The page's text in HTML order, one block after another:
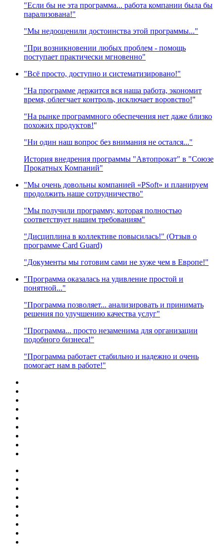
"Если бы не эта программа... работа компании была бы
парализована!"
"Мы недооценили достоинства этой программы..."
"При возникновении любых проблем - помощь
поступает практически мгновенно"
"Всё просто, доступно и систематизировано!"
"На программе держится вся наша работа, экономит
время, облегчает контроль, исключает воровство!"
"На рынке программного обеспечения нет даже близко
похожих продуктов!"
"Ни один наш вопрос без внимания не остался..."
История внедрения программы "Автопрокат" в "Союзе
Прокатных Компаний"
"Мы очень довольны компанией «PSoft» и планируем
продолжить наше сотрудничество"
"Мы получили программу, которая полностью
соответствует нашим требованиям"
"Дисциплина в коллективе повысилась!" (Отзыв о
программе Card Guard)
"Документы мы готовим сами не хуже чем в Европе!"
"Программа оказалась на удивление простой и
понятной..."
"Программа позволяет... анализировать и принимать
решения по улучшению качества услуг"
"Программа... просто незаменима для организации
подобного бизнеса!"
"Программа работает стабильно и надежно и очень
помогает нам в работе!"